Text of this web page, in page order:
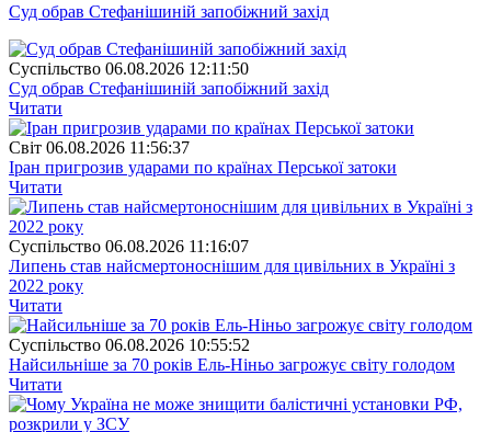
Суд обрав Стефанішиній запобіжний захід
Суспiльство 06.08.2026 12:11:50
Суд обрав Стефанішиній запобіжний захід
Читати
Свiт 06.08.2026 11:56:37
Іран пригрозив ударами по країнах Перської затоки
Читати
Суспiльство 06.08.2026 11:16:07
Липень став найсмертоноснішим для цивільних в Україні з
2022 року
Читати
Суспiльство 06.08.2026 10:55:52
Найсильніше за 70 років Ель-Ніньо загрожує світу голодом
Читати